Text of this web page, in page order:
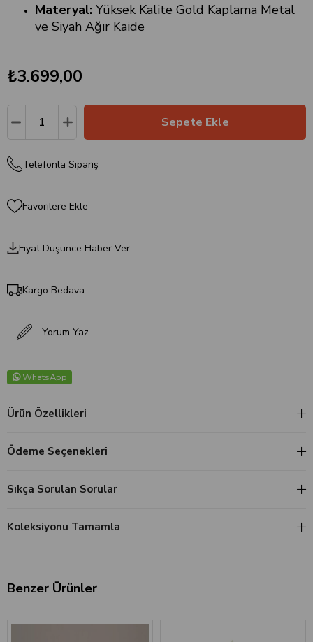
Materyal: Yüksek Kalite Gold Kaplama Metal
ve Siyah Ağır Kaide
₺3.699,00
Telefonla Sipariş
Favorilere Ekle
Fiyat Düşünce Haber Ver
Kargo Bedava
Yorum Yaz
WhatsApp
Ürün Özellikleri
Ödeme Seçenekleri
Sıkça Sorulan Sorular
Koleksiyonu Tamamla
Benzer Ürünler